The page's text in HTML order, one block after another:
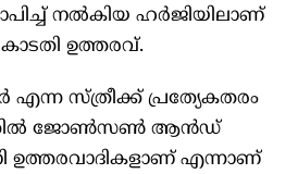
നൽകിയ ഹർജിയിലാണ്
ഉത്തരവ്.
എന്ന സ്ത്രീക്ക് പ്രത്യേകതരം
ജോൺസൺ ആൻഡ്
എന്നാണ്